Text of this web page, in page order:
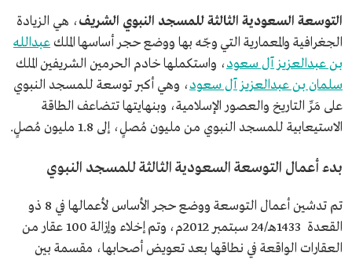
التوسعة السعودية الثالثة للمسجد النبوي الشريف، هي الزيادة
الجغرافية والمعمارية التي وجّه بها ووضع حجر أساسها الملكعبدالله
بن عبدالعزيز آل سعود، واستكملها خادم الحرمين الشريفين الملك
سلمان بن عبدالعزيز آل سعود، وهي أكبر توسعة للمسجد النبوي
على مَرِّ التاريخ والعصور الإسلامية، وبنهايتها تتضاعف الطاقة
الاستيعابية للمسجد النبوي من مليون مُصلٍ، إلى 1.8 مليون مُصلٍ.
بدء أعمال التوسعة السعودية الثالثة للمسجد النبوي
تم تدشين أعمال التوسعة ووضع حجر الأساس لأعمالها في 8 ذو
القعدة 1433هـ/24 سبتمبر 2012م، وتم إخلاء وإزالة 100 عقار من
العقارات الواقعة في نطاقها بعد تعويض أصحابها، مقسمة بين